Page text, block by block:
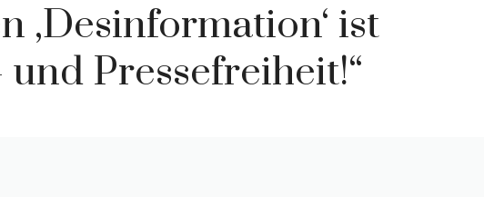
‚Desinformation‘ ist
Pressefreiheit!“